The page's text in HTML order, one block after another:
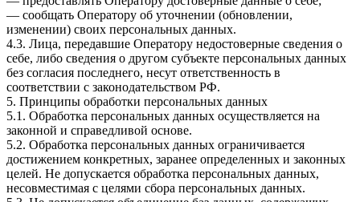
— сообщать Оператору об уточнении (обновлении,
изменении) своих персональных данных.
4.3. Лица, передавшие Оператору недостоверные сведения о
себе, либо сведения о другом субъекте персональных данных
без согласия последнего, несут ответственность в
соответствии с законодательством РФ.
5. Принципы обработки персональных данных
5.1. Обработка персональных данных осуществляется на
законной и справедливой основе.
5.2. Обработка персональных данных ограничивается
достижением конкретных, заранее определенных и законных
целей. Не допускается обработка персональных данных,
несовместимая с целями сбора персональных данных.